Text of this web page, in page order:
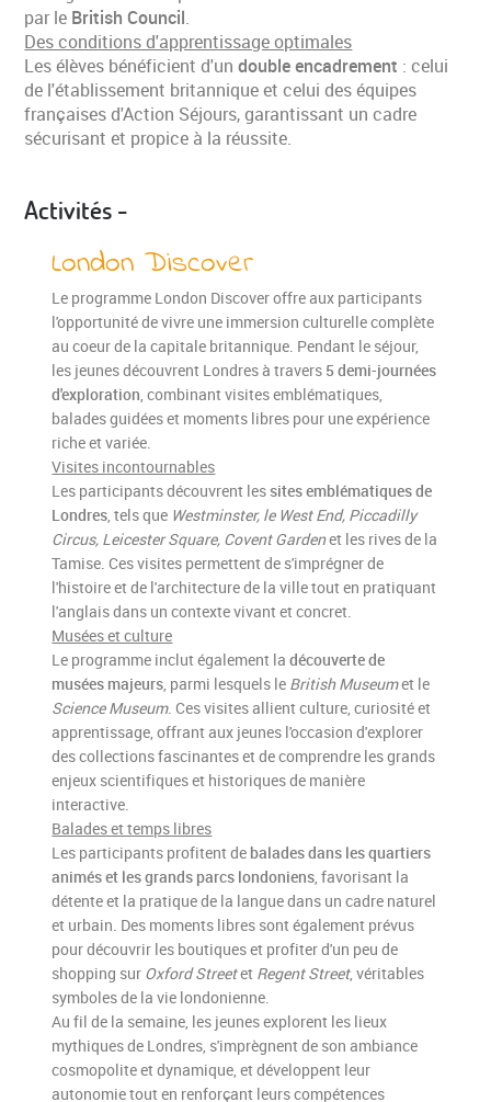
par le British Council.
Des conditions d'apprentissage optimales
Les élèves bénéficient d'undouble encadrement : celui
de l'établissement britannique et celui des équipes
françaises d'Action Séjours, garantissant un cadre
sécurisant et propice à la réussite.
Activités -
London Discover
Le programme London Discover offre aux participants
l'opportunité de vivre une immersion culturelle complète
au coeur de la capitale britannique. Pendant le séjour,
les jeunes découvrent Londres à travers 5 demi-journées
d'exploration, combinant visites emblématiques,
balades guidées et moments libres pour une expérience
riche et variée.
Visites incontournables
Les participants découvrent les sites emblématiques de
Londres, tels que Westminster, le West End, Piccadilly
Circus, Leicester Square, Covent Gardenet les rives de la
Tamise. Ces visites permettent de s'imprégner de
l'histoire et de l'architecture de la ville tout en pratiquant
l'anglais dans un contexte vivant et concret.
Musées et culture
Le programme inclut également ladécouverte de
musées majeurs, parmi lesquels le British Museumet le
Science Museum. Ces visites allient culture, curiosité et
apprentissage, offrant aux jeunes l'occasion d'explorer
des collections fascinantes et de comprendre les grands
enjeux scientifiques et historiques de manière
interactive.
Balades et temps libres
Les participants profitent de balades dans les quartiers
animés et les grands parcs londoniens, favorisant la
détente et la pratique de la langue dans un cadre naturel
et urbain. Des moments libres sont également prévus
pour découvrir les boutiques et profiter d'un peu de
shopping sur Oxford Streetet Regent Street, véritables
symboles de la vie londonienne.
Au fil de la semaine, les jeunes explorent les lieux
mythiques de Londres, s'imprègnent de son ambiance
cosmopolite et dynamique, et développent leur
autonomie tout en renforçant leurs compétences